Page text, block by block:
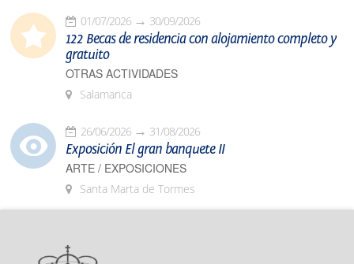
01/07/2026 30/09/2026
122 Becas de residencia con alojamiento completo y
gratuito
OTRAS ACTIVIDADES
Salamanca
26/06/2026 31/08/2026
Exposición El gran banquete II
ARTE / EXPOSICIONES
Santa Marta de Tormes